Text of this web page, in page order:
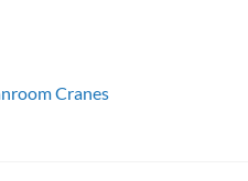
Cranes